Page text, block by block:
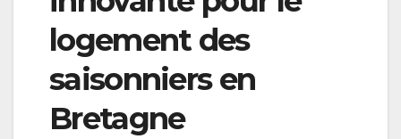
logement des
saisonniers en
Bretagne